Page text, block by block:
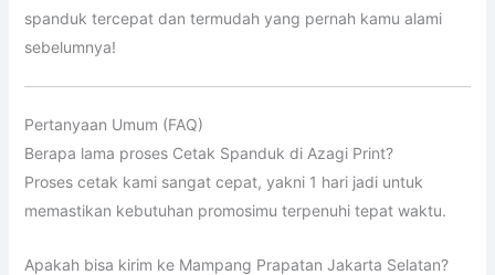
spanduk tercepat dan termudah yang pernah kamu alami
sebelumnya!
Pertanyaan Umum (FAQ)
Berapa lama proses Cetak Spanduk di Azagi Print?
Proses cetak kami sangat cepat, yakni 1 hari jadi untuk
memastikan kebutuhan promosimu terpenuhi tepat waktu.
Apakah bisa kirim ke Mampang Prapatan Jakarta Selatan?